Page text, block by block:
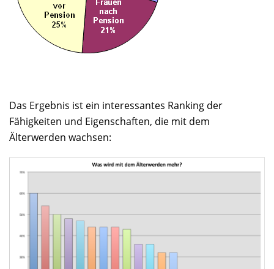
Das Ergebnis ist ein interessantes Ranking der
Fähigkeiten und Eigenschaften, die mit dem
Älterwerden wachsen: